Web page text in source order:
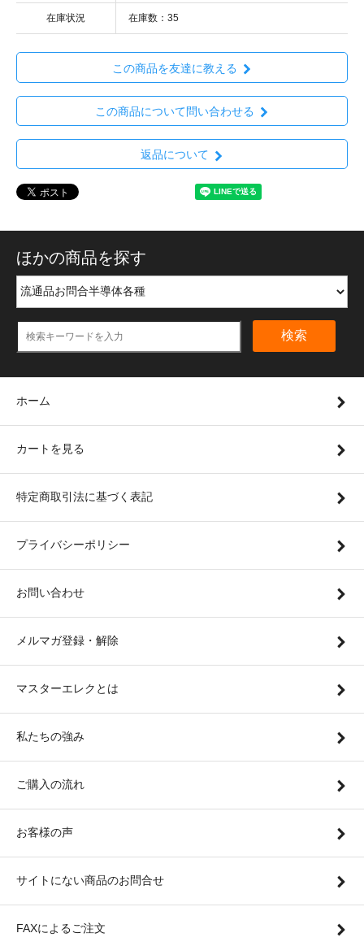
在庫状況 在庫数：35
この商品を友達に教える
この商品について問い合わせる
返品について
ほかの商品を探す
検索
ホーム
カートを見る
特定商取引法に基づく表記
プライバシーポリシー
お問い合わせ
メルマガ登録・解除
マスターエレクとは
私たちの強み
ご購入の流れ
お客様の声
サイトにない商品のお問合せ
FAXによるご注文